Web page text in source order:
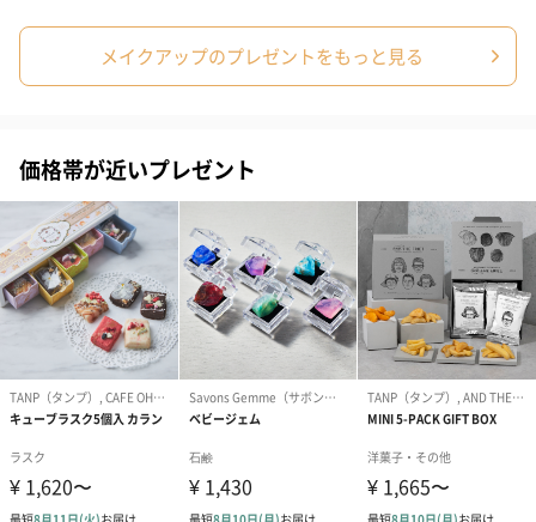
結婚祝いちょい足しギフト
結婚祝いギフトへの＋αにおすすめです。新生活を彩るギフトオプ
ブライダルロリポップ
ドレス（いちご味)
（1,122円）
ブライダルロリポップ
タキシード（コーラ味)
（1,122円）
今治タオルケ
ンドタオル・
タオル）（
生花
メイクアップのプレゼントをもっと見る
価格帯が近いプレゼント